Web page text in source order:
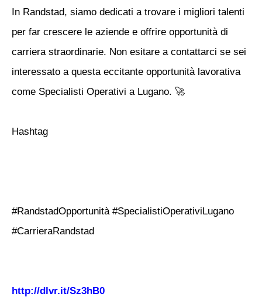
In Randstad, siamo dedicati a trovare i migliori talenti
per far crescere le aziende e offrire opportunità di
carriera straordinarie. Non esitare a contattarci se sei
interessato a questa eccitante opportunità lavorativa
come Specialisti Operativi a Lugano. 🚀
Hashtag
#RandstadOpportunità #SpecialistiOperativiLugano
#CarrieraRandstad
http://dlvr.it/Sz3hB0